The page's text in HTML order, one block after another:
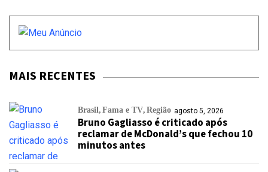
MAIS RECENTES
Brasil Fama e TV Região agosto 5, 2026
Bruno Gagliasso é criticado após
reclamar de McDonald’s que fechou 10
minutos antes